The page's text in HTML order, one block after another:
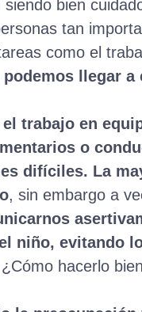
bien
tan
como el
llegar
trabajo en
o
difíciles. La
, sin embargo a
niño, evitando
hacerlo